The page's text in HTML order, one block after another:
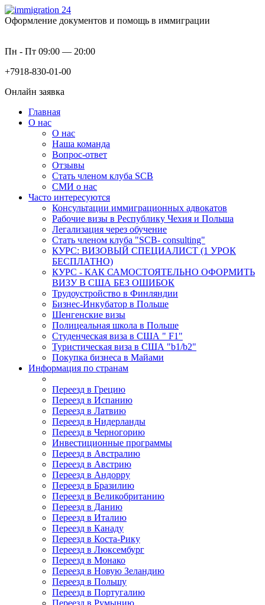
Оформление документов и помощь в иммиграции
Пн - Пт 09:00 — 20:00
+7918-830-01-00
Онлайн заявка
Главная
О нас
О нас
Наша команда
Вопрос-ответ
Отзывы
Стать членом клуба SCB
СМИ о нас
Часто интересуются
Консультации иммиграционных адвокатов
Рабочие визы в Республику Чехия и Польша
Легализация через обучение
Стать членом клуба "SCB- consulting"
КУРС: ВИЗОВЫЙ СПЕЦИАЛИСТ (1 УРОК
БЕСПЛАТНО)
КУРС - КАК САМОСТОЯТЕЛЬНО ОФОРМИТЬ
ВИЗУ В США БЕЗ ОШИБОК
Трудоустройство в Финляндии
Бизнес-Инкубатор в Польше
Шенгенские визы
Полицеальная школа в Польше
Студенческая виза в США " F1"
Туристическая виза в США "b1/b2"
Покупка бизнеса в Майами
Информация по странам
Переезд в Грецию
Переезд в Испанию
Переезд в Латвию
Переезд в Нидерланды
Переезд в Черногорию
Инвестиционные программы
Переезд в Австралию
Переезд в Австрию
Переезд в Андорру
Переезд в Бразилию
Переезд в Великобританию
Переезд в Данию
Переезд в Италию
Переезд в Канаду
Переезд в Коста-Рику
Переезд в Люксембург
Переезд в Монако
Переезд в Новую Зеландию
Переезд в Польшу
Переезд в Португалию
Переезд в Румынию